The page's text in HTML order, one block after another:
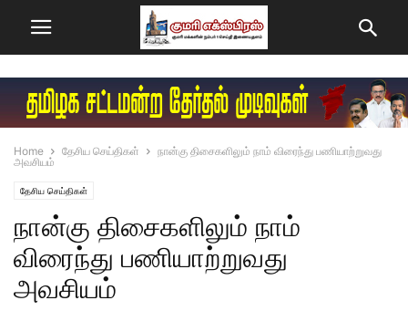
Home தேசிய செய்திகள்
நான்கு திசைகளிலும் நாம் விரைந்து பணியாற்றுவது
அவசியம்
தேசிய செய்திகள்
நான்கு திசைகளிலும் நாம்
விரைந்து பணியாற்றுவது
அவசியம்